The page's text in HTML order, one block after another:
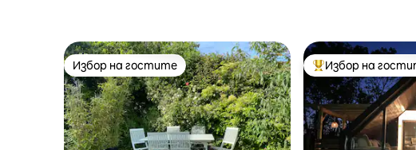
Избор на гостите
Избор на гостите Най-популярен
Избор на